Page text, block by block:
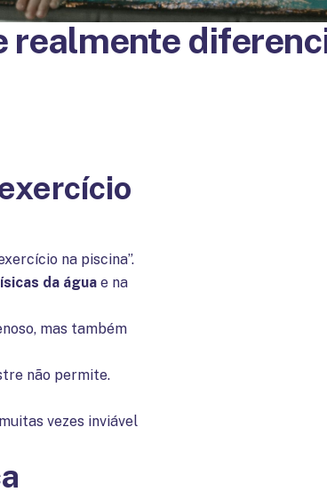
realmente
na piscina”.
da água e na
mas também
não permite.
vezes inviável